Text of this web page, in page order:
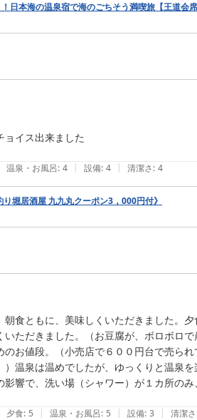
日本海の温泉宿で海のごちそう満喫旅【王道会席
ョイス出来ました
温泉・お風呂: 4 | 設備: 4 | 清潔さ: 4
堀居酒屋 九九丸クーポン3，000円付》
食ともに、美味しくいただきました。
ただきました。（お豆腐が、ボロボロ
お値段。（小売店で６００円台で売られ
温泉は温めでしたが、ゆっくりと温泉
響で、洗い場（シャワー）が１カ所の
夕食: 5 | 温泉・お風呂: 5 | 設備: 3 | 清潔さ